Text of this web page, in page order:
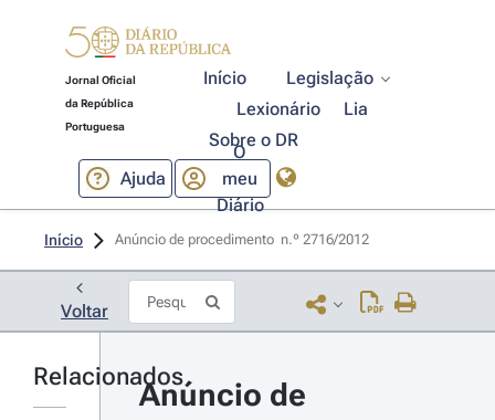
Jornal Oficial
da República
Portuguesa
Início
Legislação
Lexionário
Lia
Sobre o DR
Ajuda
O
meu
Diário
Início Anúncio de procedimento  n.º 2716/2012
Voltar
Relacionados
Anúncio de